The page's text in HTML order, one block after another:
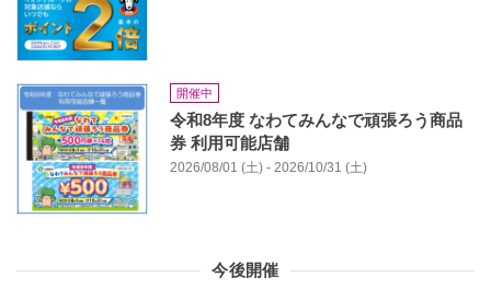
開催中
令和8年度 なわてみんなで頑張ろう商品
券 利用可能店舗
2026/08/01 (土) - 2026/10/31 (土)
今後開催